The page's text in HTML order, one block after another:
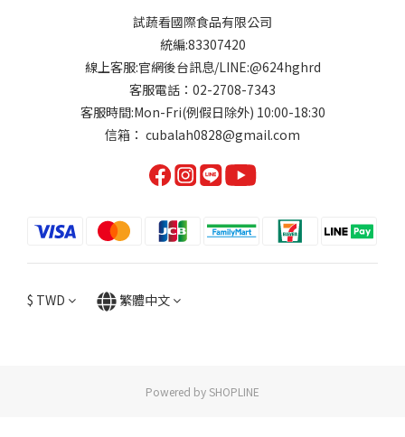
試蔬看國際食品有限公司
統編:83307420
線上客服:官網後台訊息/LINE:@624hghrd
客服電話：02-2708-7343
客服時間:Mon-Fri(例假日除外) 10:00-18:30
信箱： cubalah0828@gmail.com
$ TWD 繁體中文
Powered by SHOPLINE